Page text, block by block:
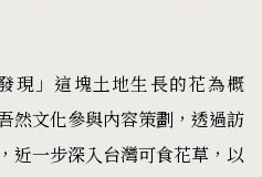
現」這塊土地生長的花為概
然文化參與內容策劃，透過訪
近一步深入台灣可食花草，以